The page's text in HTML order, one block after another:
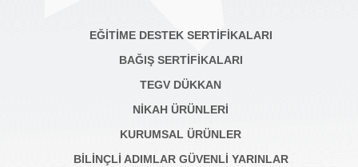
EĞİTİME DESTEK SERTİFİKALARI
BAĞIŞ SERTIFIKALARI
TEGV DÜKKAN
NİKAH ÜRÜNLERİ
KURUMSAL ÜRÜNLER
BILINÇLI ADIMLAR GÜVENLI YARINLAR